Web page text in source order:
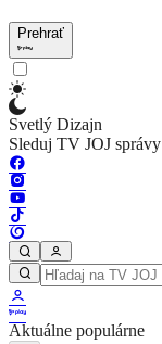
Prehrať
Svetlý Dizajn
Sleduj TV JOJ správy
Aktuálne populárne